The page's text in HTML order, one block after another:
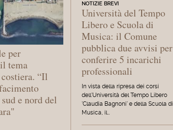
per
tema
“Il
e nord del
NOTIZIE BREVI
Università del Tempo
Libero e Scuola di
Musica: il Comune
pubblica due avvisi per
conferire 5 incarichi
professionali
In vista della ripresa dei corsi
dell'Università del Tempo Libero
'Claudia Bagnoni' e della Scuola di
Musica, il…